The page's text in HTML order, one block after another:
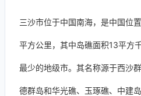
三沙市位于中国南海，是中国位
平方公里，其中岛礁面积13平方
最少的地级市。其名称源于西沙
德群岛和华光礁、玉琢礁、中建岛